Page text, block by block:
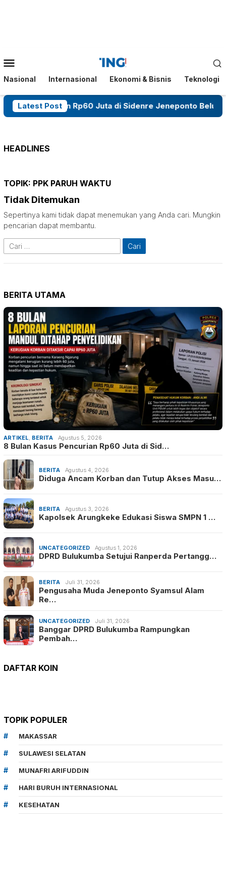
Mobile
Nasional Internasional Ekonomi & Bisnis Teknologi
Latest Post
Pencurian Rp60 Juta di Sidenre Jeneponto Belum
HEADLINES
TOPIK: PPK PARUH WAKTU
Tidak Ditemukan
Sepertinya kami tidak dapat menemukan yang Anda cari. Mungkin
pencarian dapat membantu.
Cari
untuk:
BERITA UTAMA
ARTIKEL, BERITA Agustus 5, 2026
8 Bulan Kasus Pencurian Rp60 Juta di Sid…
BERITA Agustus 4, 2026
Diduga Ancam Korban dan Tutup Akses Masu…
BERITA Agustus 3, 2026
Kapolsek Arungkeke Edukasi Siswa SMPN 1 …
UNCATEGORIZED Agustus 1, 2026
DPRD Bulukumba Setujui Ranperda Pertangg…
BERITA Juli 31, 2026
Pengusaha Muda Jeneponto Syamsul Alam
Re…
UNCATEGORIZED Juli 31, 2026
Banggar DPRD Bulukumba Rampungkan
Pembah…
DAFTAR KOIN
TOPIK POPULER
MAKASSAR
SULAWESI SELATAN
MUNAFRI ARIFUDDIN
HARI BURUH INTERNASIONAL
KESEHATAN